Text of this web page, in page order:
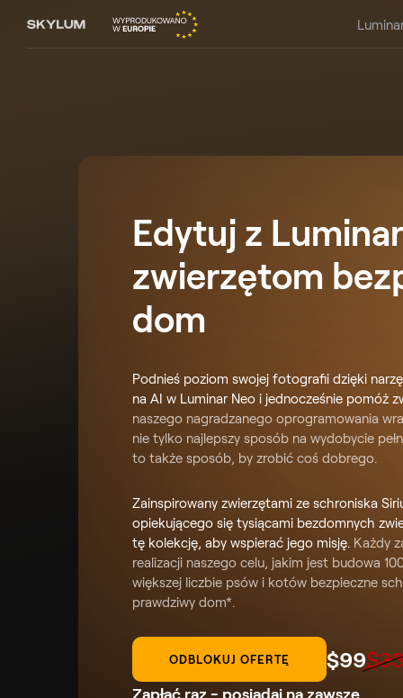
Edytuj z
zwierzętom
dom
Podnieś poziom swojej fotografii dzięki
na AI w Luminar Neo i jednocześnie pomóż
naszego nagradzanego oprogramowania
nie tylko najlepszy sposób na wydobycie
to także sposób, by zrobić coś dobrego.
Zainspirowany zwierzętami ze schroniska
opiekującego się tysiącami bezdomnych
tę kolekcję, aby wspierać jego misję. Każdy
realizacji naszego celu, jakim jest budowa
większej liczbie psów i kotów bezpieczne
prawdziwy dom*.
ODBLOKUJ OFERTĘ $99$
Zapłać raz - posiadaj na zawsze